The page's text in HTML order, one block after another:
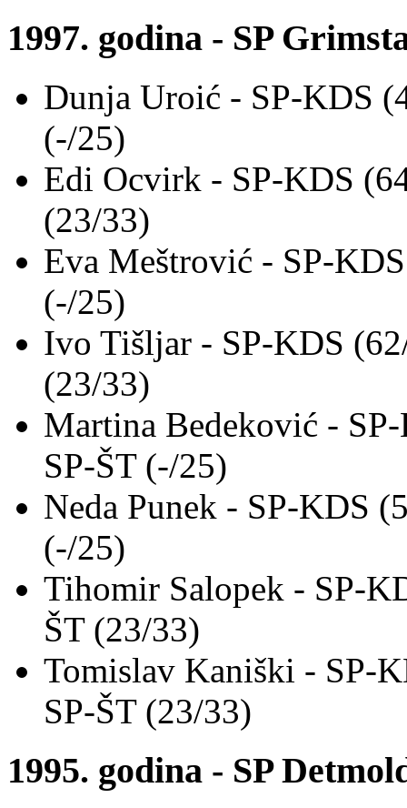
1997. godina - SP
Dunja Uroić - SP-KDS
(-/25)
Edi Ocvirk - SP-KDS
(23/33)
Eva Meštrović - SP-
(-/25)
Ivo Tišljar - SP-KDS
(23/33)
Martina Bedeković -
SP-ŠT (-/25)
Neda Punek - SP-KDS
(-/25)
Tihomir Salopek - SP-
ŠT (23/33)
Tomislav Kaniški - SP-
SP-ŠT (23/33)
1995. godina - SP